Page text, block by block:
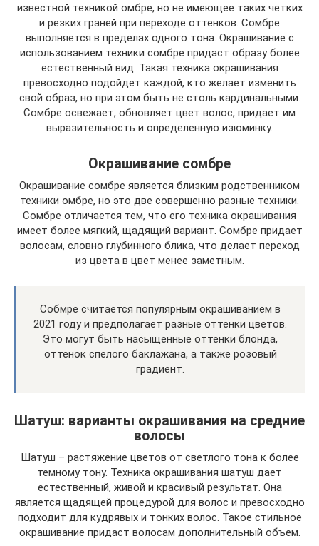
известной техникой омбре, но не имеющее таких четких
и резких граней при переходе оттенков. Сомбре
выполняется в пределах одного тона. Окрашивание с
использованием техники сомбре придаст образу более
естественный вид. Такая техника окрашивания
превосходно подойдет каждой, кто желает изменить
свой образ, но при этом быть не столь кардинальными.
Сомбре освежает, обновляет цвет волос, придает им
выразительность и определенную изюминку.
Окрашивание сомбре
Окрашивание сомбре является близким родственником
техники омбре, но это две совершенно разные техники.
Сомбре отличается тем, что его техника окрашивания
имеет более мягкий, щадящий вариант. Сомбре придает
волосам, словно глубинного блика, что делает переход
из цвета в цвет менее заметным.
Собмре считается популярным окрашиванием в
2021 году и предполагает разные оттенки цветов.
Это могут быть насыщенные оттенки блонда,
оттенок спелого баклажана, а также розовый
градиент.
Шатуш: варианты окрашивания на средние
волосы
Шатуш – растяжение цветов от светлого тона к более
темному тону. Техника окрашивания шатуш дает
естественный, живой и красивый результат. Она
является щадящей процедурой для волос и превосходно
подходит для кудрявых и тонких волос. Такое стильное
окрашивание придаст волосам дополнительный объем.